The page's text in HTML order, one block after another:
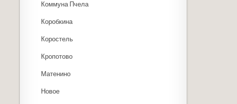
Коммуна Пчела
Коробкина
Коростель
Кропотово
Матенино
Новое